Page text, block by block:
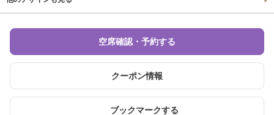
空席確認・予約する
クーポン情報
ブックマークする